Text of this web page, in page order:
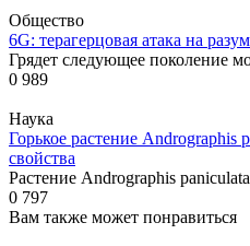
Общество
6G: терагерцовая атака на
Грядет следующее поколение
0 989
Наука
Горькое растение Andrographis
свойства
Растение Andrographis
0 797
Вам также может понравиться